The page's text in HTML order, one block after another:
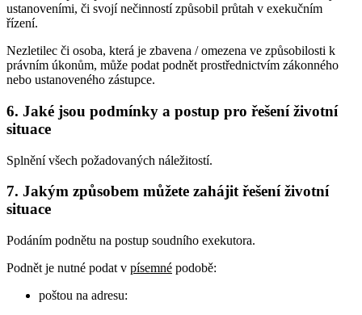
ustanoveními, či svojí nečinností způsobil průtah v exekučním
řízení.
Nezletilec či osoba, která je zbavena / omezena ve způsobilosti k
právním úkonům, může podat podnět prostřednictvím zákonného
nebo ustanoveného zástupce.
6. Jaké jsou podmínky a postup pro řešení životní
situace
Splnění všech požadovaných náležitostí.
7. Jakým způsobem můžete zahájit řešení životní
situace
Podáním podnětu na postup soudního exekutora.
Podnět je nutné podat v písemné podobě:
poštou na adresu: